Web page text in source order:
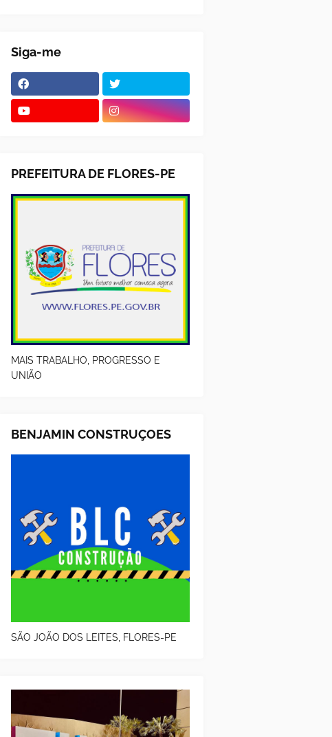
Siga-me
PREFEITURA DE FLORES-PE
MAIS TRABALHO, PROGRESSO E
UNIÃO
BENJAMIN CONSTRUÇOES
SÃO JOÃO DOS LEITES, FLORES-PE